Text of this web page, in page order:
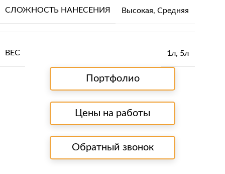
СЛОЖНОСТЬ НАНЕСЕНИЯ Высокая, Средняя
ВЕС 1л, 5л
Портфолио
Цены на работы
Обратный звонок